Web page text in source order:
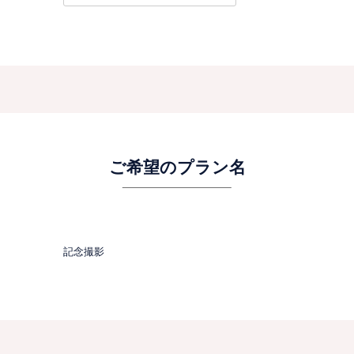
ご希望のプラン名
記念撮影